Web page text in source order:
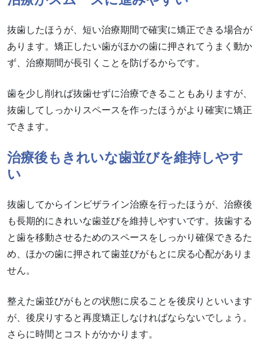
抜歯したほうが、短い治療期間で確実に矯正できる場合が
あります。矯正したい歯がほかの歯に押されてうまく動か
ず、治療期間が長引くことを防げるからです。
歯を少し削れば抜歯せずに治療できることもありますが、
抜歯してしっかりスペースを作ったほうがより確実に矯正
できます。
治療後もきれいな歯並びを維持しやす
い
抜歯してからインビザライン治療を行ったほうが、治療後
も長期的にきれいな歯並びを維持しやすいです。抜歯する
と歯を移動させるためのスペースをしっかり確保できるた
め、ほかの歯に押されて歯並びがもとに戻る心配がありま
せん。
整えた歯並びがもとの状態に戻ることを後戻りといいます
が、後戻りすると再度矯正しなければならないでしょう。
さらに時間とコストがかかります。